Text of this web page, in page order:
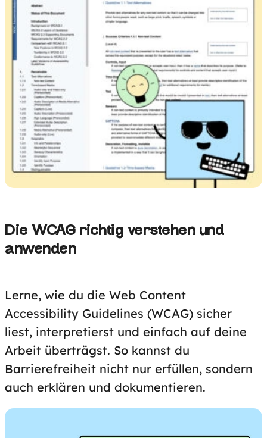
Die WCAG richtig verstehen und
anwenden
Lerne, wie du die Web Content
Accessibility Guidelines (WCAG) sicher
liest, interpretierst und einfach auf deine
Arbeit überträgst. So kannst du
Barrierefreiheit nicht nur erfüllen, sondern
auch erklären und dokumentieren.